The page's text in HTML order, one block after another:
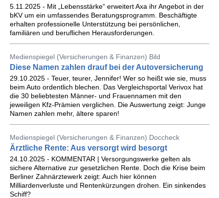
5.11.2025 - Mit „Lebensstärke“ erweitert Axa ihr Angebot in der
bKV um ein umfassendes Beratungsprogramm. Beschäftigte
erhalten professionelle Unterstützung bei persönlichen,
familiären und beruflichen Herausforderungen.
Medienspiegel (Versicherungen & Finanzen) Bild
Diese Namen zahlen drauf bei der Autoversicherung
29.10.2025 - Teuer, teurer, Jennifer! Wer so heißt wie sie, muss
beim Auto ordentlich blechen. Das Vergleichsportal Verivox hat
die 30 beliebtesten Männer- und Frauennamen mit den
jeweiligen Kfz-Prämien verglichen. Die Auswertung zeigt: Junge
Namen zahlen mehr, ältere sparen!
Medienspiegel (Versicherungen & Finanzen) Doccheck
Ärztliche Rente: Aus versorgt wird besorgt
24.10.2025 - KOMMENTAR | Versorgungswerke gelten als
sichere Alternative zur gesetzlichen Rente. Doch die Krise beim
Berliner Zahnärztewerk zeigt: Auch hier können
Milliardenverluste und Rentenkürzungen drohen. Ein sinkendes
Schiff?